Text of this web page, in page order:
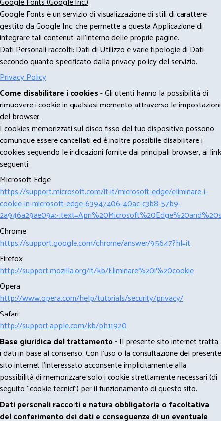
Google Fonts è un servizio di visualizzazione di stili di carattere
gestito da Google Inc. che permette a questa Applicazione di
integrare tali contenuti all'interno delle proprie pagine.
Dati Personali raccolti: Dati di Utilizzo e varie tipologie di Dati
secondo quanto specificato dalla privacy policy del servizio.
Privacy Policy
Come disabilitare i cookies- Gli utenti hanno la possibilità di
rimuovere i cookie in qualsiasi momento attraverso le impostazioni
del browser.
I cookies memorizzati sul disco fisso del tuo dispositivo possono
comunque essere cancellati ed è inoltre possibile disabilitare i
cookies seguendo le indicazioni fornite dai principali browser, ai link
seguenti:
Microsoft Edge
https://support.microsoft.com/it-it/microsoft-edge/eliminare-i-
cookie-in-microsoft-edge-63947406-40ac-c3b8-57b9-
Chrome
https://support.google.com/chrome/answer/95647?hl=it
Firefox
http://support.mozilla.org/it/kb/Eliminare%20i%20cookie
Opera
http://www.opera.com/help/tutorials/security/privacy/
Safari
http://support.apple.com/kb/ph11920
Base giuridica del trattamento -Il presente sito internet tratta
i dati in base al consenso. Con l'uso o la consultazione del presente
sito internet l’interessato acconsente implicitamente alla
possibilità di memorizzare solo i cookie strettamente necessari (di
seguito “cookie tecnici”) per il funzionamento di questo sito.
Dati personali raccolti e natura obbligatoria o facoltativa
del conferimento dei dati e conseguenze di un eventuale